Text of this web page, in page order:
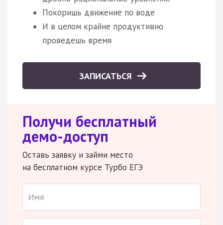
Покоришь движение по воде
И в целом крайне продуктивно
проведешь время
ЗАПИСАТЬСЯ
Получи бесплатный
демо-доступ
Оставь заявку и займи место
на бесплатном курсе Турбо ЕГЭ